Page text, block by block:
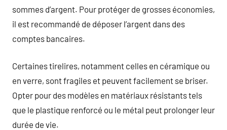
sommes d’argent. Pour protéger de grosses économies,
il est recommandé de déposer l’argent dans des
comptes bancaires.
Certaines tirelires, notamment celles en céramique ou
en verre, sont fragiles et peuvent facilement se briser.
Opter pour des modèles en matériaux résistants tels
que le plastique renforcé ou le métal peut prolonger leur
durée de vie.